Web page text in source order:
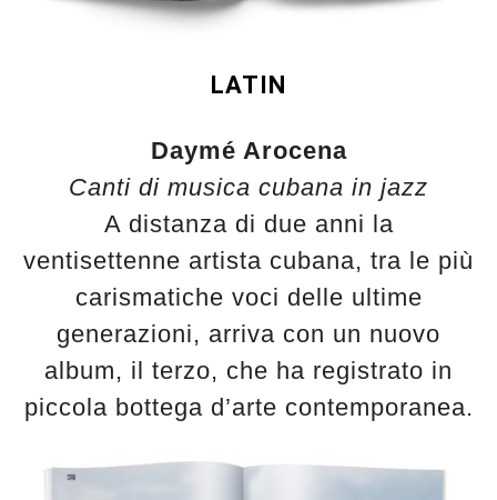
LATIN
Daymé Arocena
Canti di musica cubana in jazz
A distanza di due anni la
ventisettenne artista cubana, tra le più
carismatiche voci delle ultime
generazioni, arriva con un nuovo
album, il terzo, che ha registrato in
piccola bottega d’arte contemporanea.